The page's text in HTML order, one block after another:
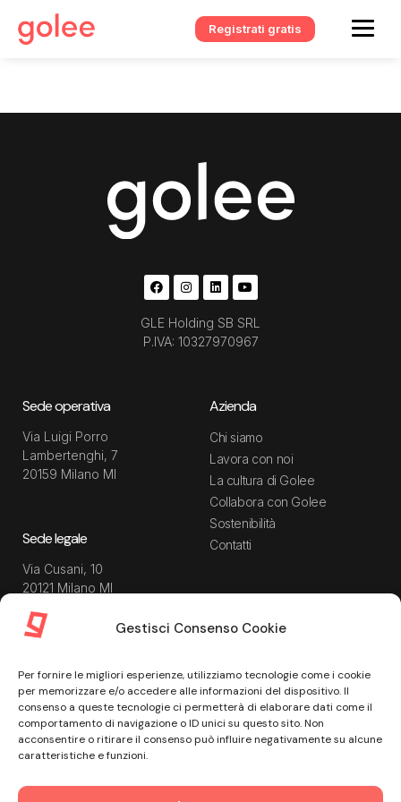
Gestisci Consenso Cookie
Per fornire le migliori esperienze, utilizziamo tecnologie come i cookie
per memorizzare e/o accedere alle informazioni del dispositivo. Il
consenso a queste tecnologie ci permetterà di elaborare dati come il
comportamento di navigazione o ID unici su questo sito. Non
acconsentire o ritirare il consenso può influire negativamente su alcune
caratteristiche e funzioni.
Registrati gratis
GLE Holding SB SRL
P.IVA: 10327970967
Sede operativa
Via Luigi Porro
Lambertenghi, 7
20159 Milano MI
Sede legale
Via Cusani, 10
20121 Milano MI
Azienda
Chi siamo
Lavora con noi
La cultura di Golee
Collabora con Golee
Sostenibilità
Contatti
Guide
Modulistica
Webinar
Centro assistenza
Privacy Policy
Data Processing Agreement
Termini e condizioni di
servizio
Informativa Privacy Recruiting